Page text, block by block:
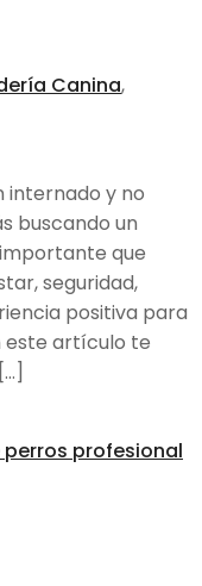
Canina,
internado y no
buscando un
que
seguridad,
positiva para
este artículo te